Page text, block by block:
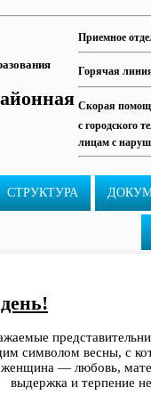
Приемное
Горячая
Скорая
с городского
лицам с
СТРУКТУРА
символом весны, с
женщина — любовь,
выдержка и терпение